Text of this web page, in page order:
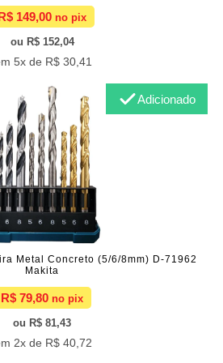
149,00
R$ 152,04
5x de R$ 30,41
Metal Concreto (5/6/8mm) D-71962
Makita
R$ 79,80
R$ 81,43
2x de R$ 40,72
Adicionado